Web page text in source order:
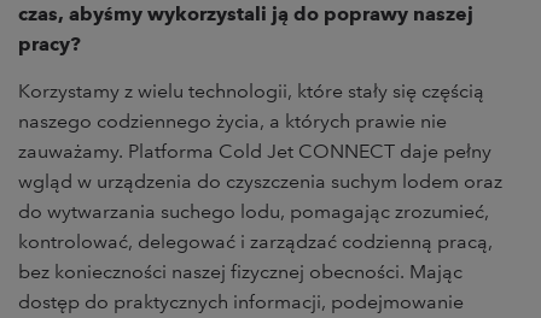
czas, abyśmy wykorzystali ją do poprawy naszej
pracy?
Korzystamy z wielu technologii, które stały się częścią
naszego codziennego życia, a których prawie nie
zauważamy. Platforma Cold Jet CONNECT daje pełny
wgląd w urządzenia do czyszczenia suchym lodem oraz
do wytwarzania suchego lodu, pomagając zrozumieć,
kontrolować, delegować i zarządzać codzienną pracą,
bez konieczności naszej fizycznej obecności. Mając
dostęp do praktycznych informacji, podejmowanie